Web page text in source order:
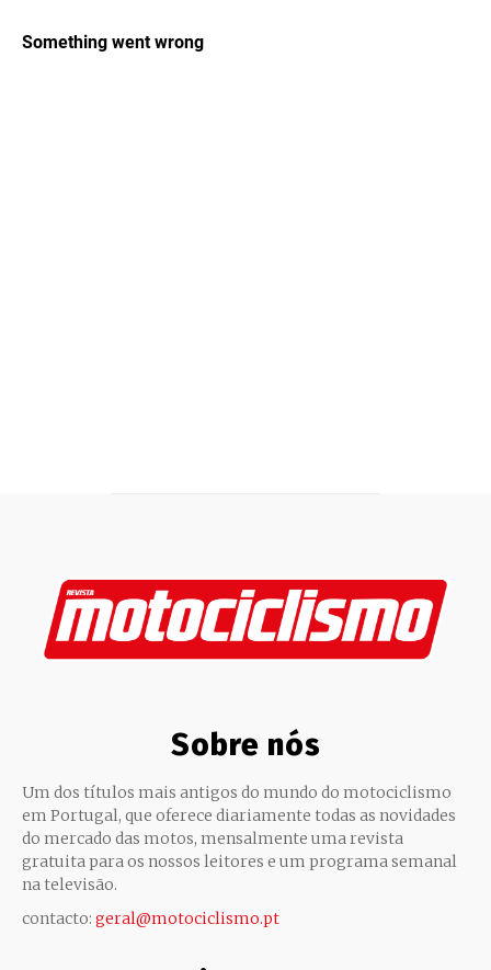
Sobre nós
Um dos títulos mais antigos do mundo do motociclismo
em Portugal, que oferece diariamente todas as novidades
do mercado das motos, mensalmente uma revista
gratuita para os nossos leitores e um programa semanal
na televisão.
contacto: geral@motociclismo.pt